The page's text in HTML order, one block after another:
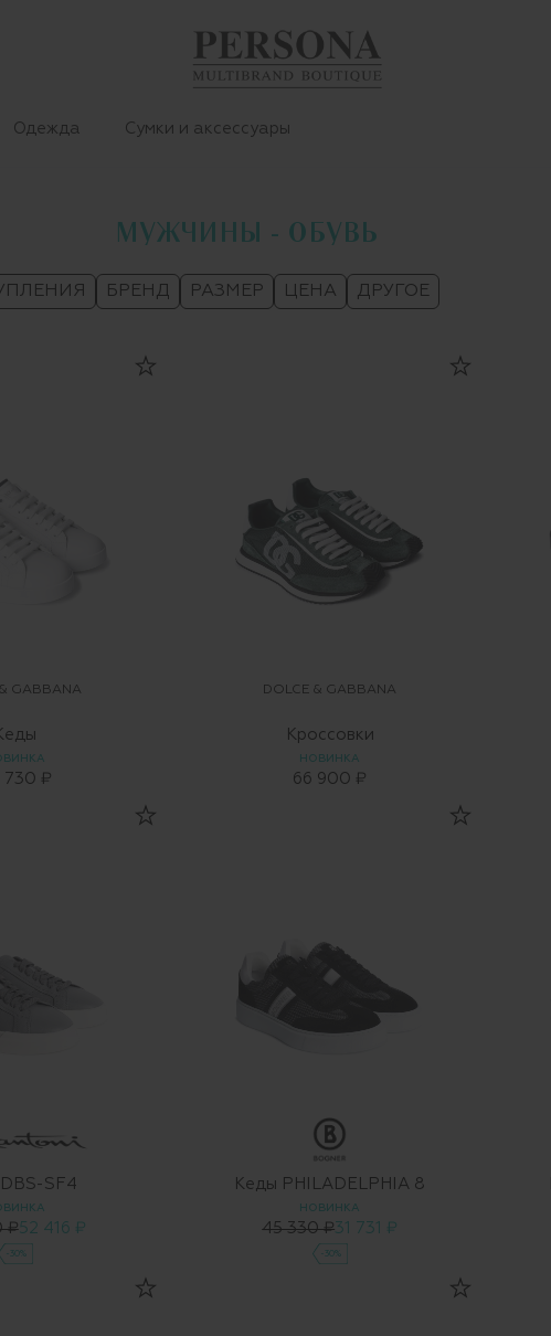
Одежда Сумки и аксессуары
МУЖЧИНЫ - ОБУВЬ
БРЕНД РАЗМЕР ЦЕНА ДРУГОЕ
GABBANA
730 ₽
DOLCE & GABBANA
Кроссовки
НОВИНКА
66 900 ₽
SF4
₽52 416 ₽
-30%
Кеды PHILADELPHIA 8
НОВИНКА
45 330 ₽31 731 ₽
-30%